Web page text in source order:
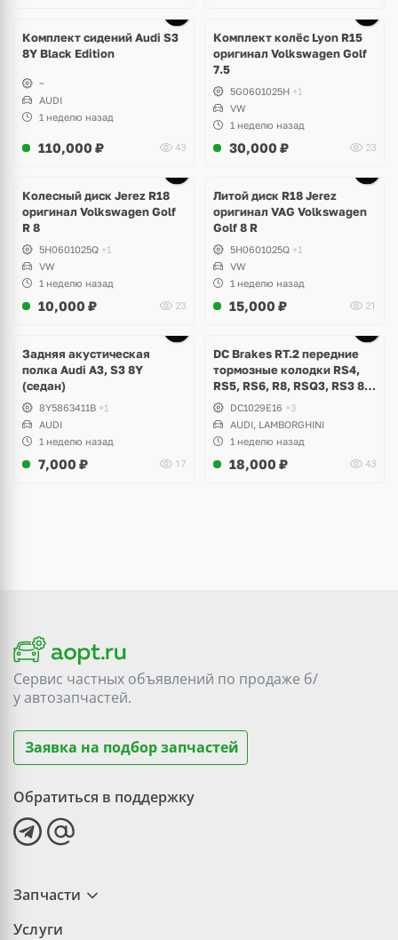
Комплект сидений Audi S3
8Y Black Edition
~
AUDI
1 неделю назад
110,000 ₽ 43
Комплект колёс Lyon R15
оригинал Volkswagen Golf
7.5
5G0601025H +1
VW
1 неделю назад
30,000 ₽ 23
Колесный диск Jerez R18
оригинал Volkswagen Golf
R 8
5H0601025Q +1
VW
1 неделю назад
10,000 ₽ 23
Литой диск R18 Jerez
оригинал VAG Volkswagen
Golf 8 R
5H0601025Q +1
VW
1 неделю назад
15,000 ₽ 21
Задняя акустическая
полка Audi A3, S3 8Y
(седан)
8Y5863411B +1
AUDI
1 неделю назад
7,000 ₽ 17
DC Brakes RT.2 передние
тормозные колодки RS4,
RS5, RS6, R8, RSQ3, RS3 8V
(комплект 8 шт)
DC1029E16 +3
AUDI, LAMBORGHINI
1 неделю назад
18,000 ₽ 43
Сервис частных объявлений по продаже б/
уавтозапчастей.
Заявка на подбор запчастей
Обратиться в поддержку
Запчасти
Услуги